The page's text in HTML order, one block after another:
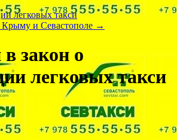
легковых такси
и Севастополе →
закон о
легковых такси